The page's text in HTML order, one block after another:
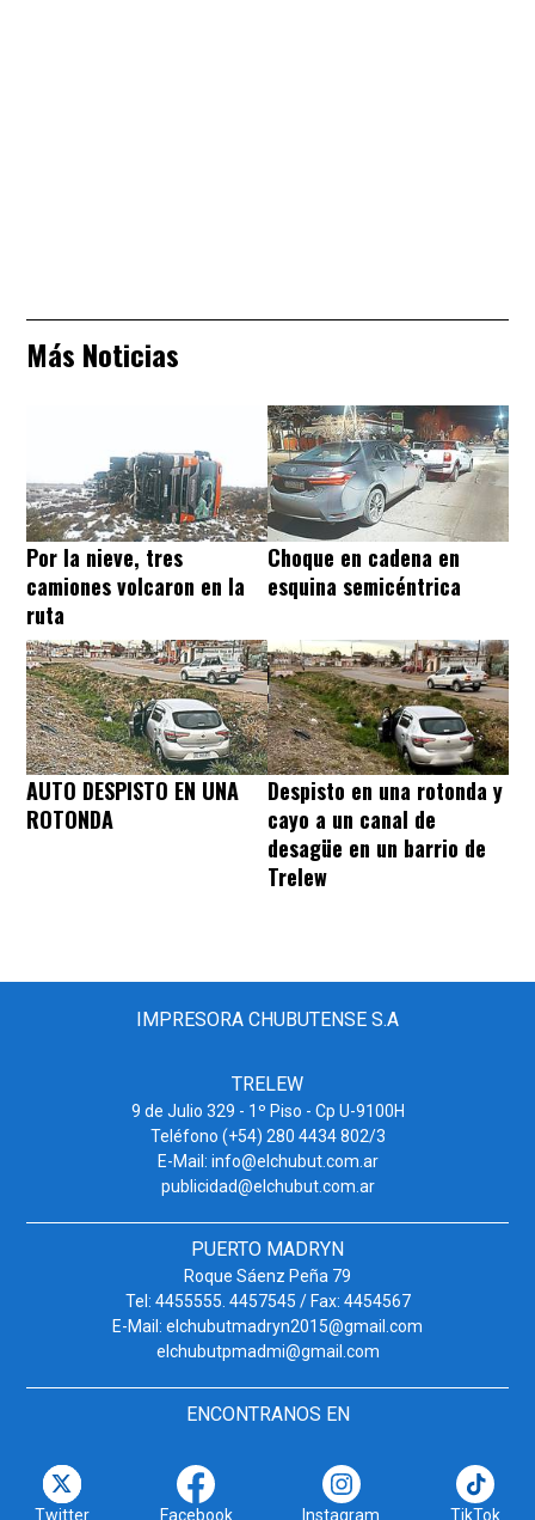
Más Noticias
Por la nieve, tres
camiones volcaron en la
ruta
Choque en cadena en
esquina semicéntrica
AUTO DESPISTO EN UNA
ROTONDA
Despisto en una rotonda y
cayo a un canal de
desagüe en un barrio de
Trelew
IMPRESORA CHUBUTENSE S.A
TRELEW
9 de Julio 329 - 1º Piso - Cp U-9100H
Teléfono (+54) 280 4434 802/3
E-Mail: info@elchubut.com.ar
publicidad@elchubut.com.ar
PUERTO MADRYN
Roque Sáenz Peña 79
Tel: 4455555. 4457545 / Fax: 4454567
E-Mail: elchubutmadryn2015@gmail.com
elchubutpmadmi@gmail.com
ENCONTRANOS EN
Twitter Facebook Instagram TikTok